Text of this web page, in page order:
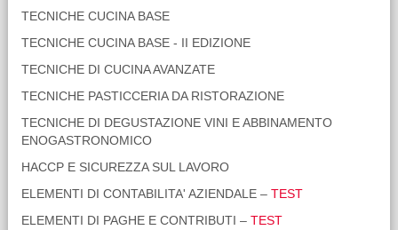
TECNICHE CUCINA BASE
TECNICHE CUCINA BASE - II EDIZIONE
TECNICHE DI CUCINA AVANZATE
TECNICHE PASTICCERIA DA RISTORAZIONE
TECNICHE DI DEGUSTAZIONE VINI E ABBINAMENTO
ENOGASTRONOMICO
HACCP E SICUREZZA SUL LAVORO
ELEMENTI DI CONTABILITA' AZIENDALE – TEST
ELEMENTI DI PAGHE E CONTRIBUTI – TEST